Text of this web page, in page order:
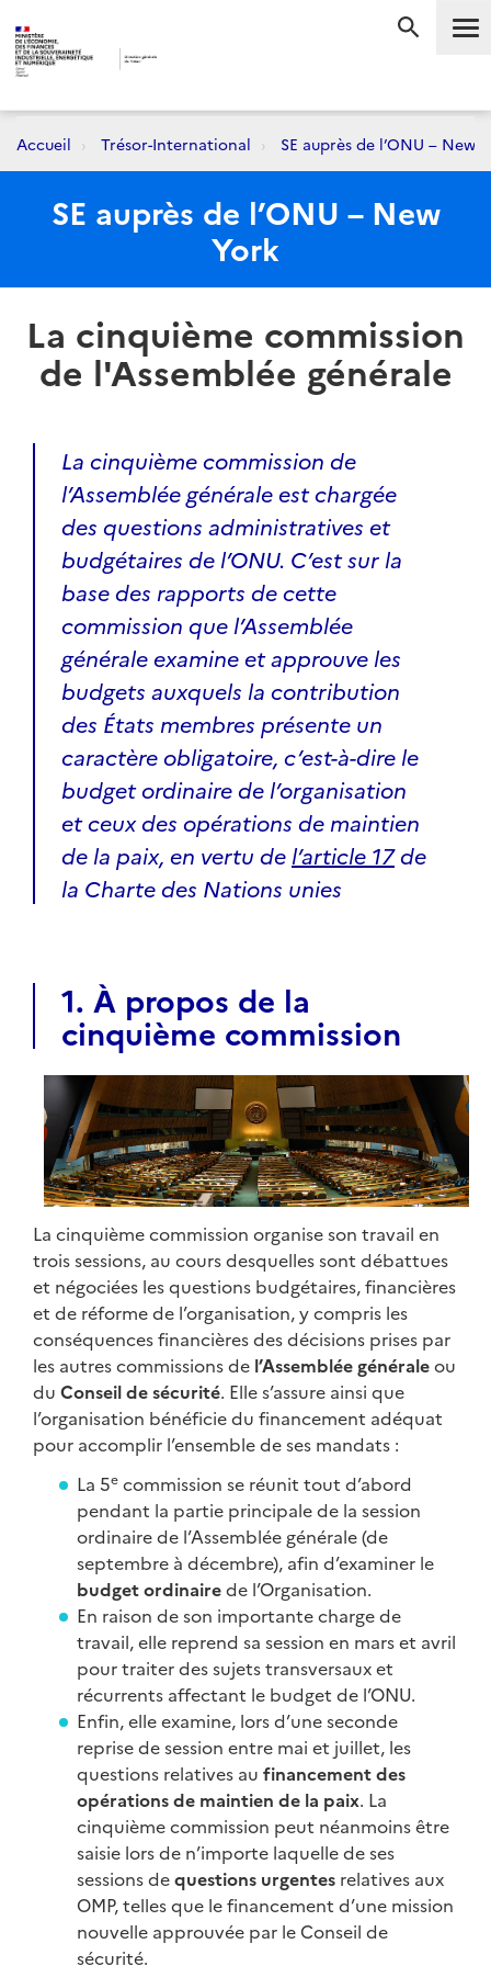
Accueil Trésor-International SE auprès de l’ONU – New
SE auprès de l’ONU – New
York
La cinquième commission
de l'Assemblée générale
La cinquième commission de
l’Assemblée générale est chargée
des questions administratives et
budgétaires de l’ONU. C’est sur la
base des rapports de cette
commission que l’Assemblée
générale examine et approuve les
budgets auxquels la contribution
des États membres présente un
caractère obligatoire, c’est-à-dire le
budget ordinaire de l’organisation
et ceux des opérations de maintien
de la paix, en vertu de l’article 17de
la Charte des Nations unies
1. À propos de la
cinquième commission
La cinquième commission organise son travail en
trois sessions, au cours desquelles sont débattues
et négociées les questions budgétaires, financières
et de réforme de l’organisation, y compris les
conséquences financières des décisions prises par
les autres commissions de l’Assemblée généraleou
du Conseil de sécurité. Elle s’assure ainsi que
l’organisation bénéficie du financement adéquat
pour accomplir l’ensemble de ses mandats :
La 5e commission se réunit tout d’abord
pendant la partie principale de la session
ordinaire de l’Assemblée générale (de
septembre à décembre), afin d’examiner le
budget ordinairede l’Organisation.
En raison de son importante charge de
travail, elle reprend sa session en mars et avril
pour traiter des sujets transversaux et
récurrents affectant le budget de l’ONU.
Enfin, elle examine, lors d’une seconde
reprise de session entre mai et juillet, les
questions relatives au financement des
opérations de maintien de la paix. La
cinquième commission peut néanmoins être
saisie lors de n’importe laquelle de ses
sessions dequestions urgentes relatives aux
OMP, telles que le financement d’une mission
nouvelle approuvée par le Conseil de
sécurité.